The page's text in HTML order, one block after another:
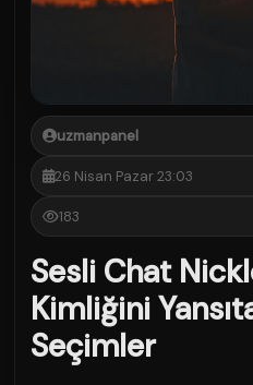
uzmanpanel
26 Nisan Pazar 23:03
183
Sesli Chat
Kimliğini
Seçimler